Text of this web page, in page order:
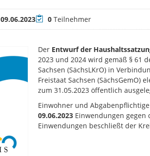
09.06.2023Teilnehmer
0Teilnehmer
Der Entwurf der
2023 und 2024 wird gemäß § 61
Sachsen (SächsLKrO) in
Freistaat Sachsen (SächsGemO)
zum 31.05.2023 öffentlich
Einwohner und
09.06.2023 Einwendungen
Einwendungen beschließt der